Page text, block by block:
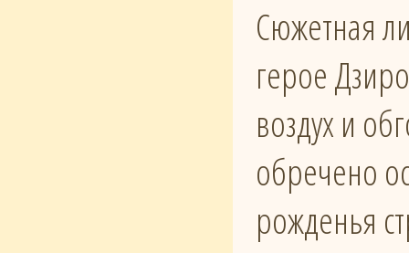
Сюжетная
герое
воздух и
обречено
рожденья